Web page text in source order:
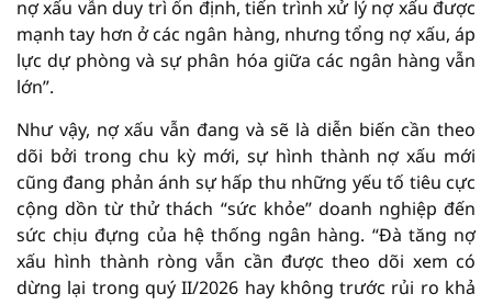
nợ xấu vẫn duy trì ổn định, tiến trình xử lý nợ xấu được
mạnh tay hơn ở các ngân hàng, nhưng tổng nợ xấu, áp
lực dự phòng và sự phân hóa giữa các ngân hàng vẫn
lớn”.
Như vậy, nợ xấu vẫn đang và sẽ là diễn biến cần theo
dõi bởi trong chu kỳ mới, sự hình thành nợ xấu mới
cũng đang phản ánh sự hấp thu những yếu tố tiêu cực
cộng dồn từ thử thách “sức khỏe” doanh nghiệp đến
sức chịu đựng của hệ thống ngân hàng. “Đà tăng nợ
xấu hình thành ròng vẫn cần được theo dõi xem có
dừng lại trong quý II/2026 hay không trước rủi ro khả